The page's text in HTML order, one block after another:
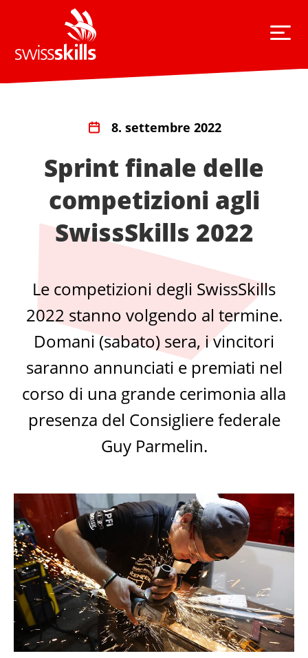
8. settembre 2022
Sprint finale delle
competizioni agli
SwissSkills 2022
Le competizioni degli SwissSkills
2022 stanno volgendo al termine.
Domani (sabato) sera, i vincitori
saranno annunciati e premiati nel
corso di una grande cerimonia alla
presenza del Consigliere federale
Guy Parmelin.